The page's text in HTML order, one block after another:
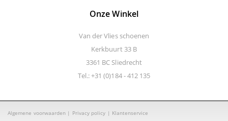
Onze Winkel
Van der Vlies schoenen
Kerkbuurt 33 B
3361 BC Sliedrecht
Tel.: +31 (0)184 - 412 135
Algemene voorwaarden | Privacy policy | Klantenservice